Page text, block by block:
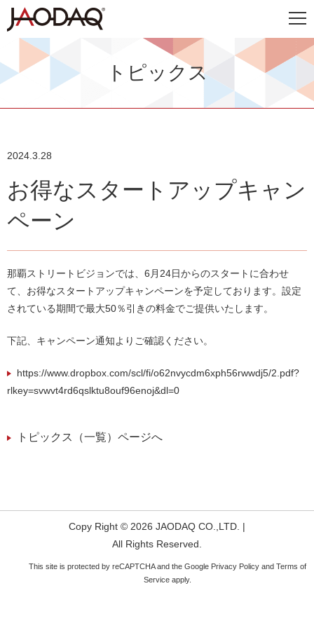
トピックス
2024.3.28
お得なスタートアップキャン
ペーン
那覇ストリートビジョンでは、6月24日からのスタートに合わせ
て、お得なスタートアップキャンペーンを予定しております。設定
されている期間で最大50％引きの料金でご提供いたします。
下記、キャンペーン通知よりご確認ください。
https://www.dropbox.com/scl/fi/o62nvycdm6xph56rwwdj5/2.pdf?
rlkey=svwvt4rd6qslktu8ouf96enoj&dl=0
トピックス（一覧）ページへ
Copy Right © 2026 JAODAQ CO.,LTD. |
All Rights Reserved.
This site is protected by reCAPTCHA and the Google Privacy Policy and Terms of
Service apply.